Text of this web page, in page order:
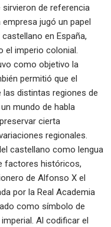
de referencia
jugó un papel
en España,
el imperio colonial.
como objetivo la
permitió que el
distintas regiones de
mundo de habla
cierta
regionales.
castellano como lengua
factores históricos,
de Alfonso X el
por la Real Academia
como símbolo de
Al codificar el